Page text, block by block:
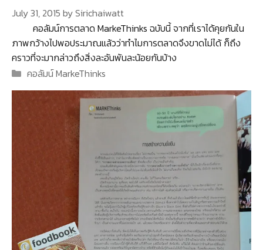
July 31, 2015 bySirichaiwatt
คอลัมน์การตลาด MarkeThinks ฉบับนี้ จากที่เราได้คุยกันใน
ภาพกว้างไปพอประมาณแล้วว่าทำไมการตลาดจึงขาดไม่ได้ ก็ถึง
คราวที่จะมากล่าวถึงสิ่งละอันพันละน้อยกันบ้าง
Categories
คอลัมน์ MarkeThinks